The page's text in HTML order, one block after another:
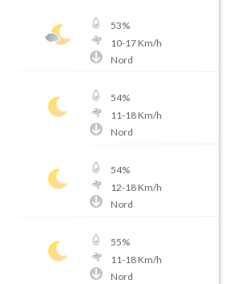
53%
10-17Km/h
Nord
54%
11-18Km/h
Nord
54%
12-18Km/h
Nord
55%
11-18Km/h
Nord